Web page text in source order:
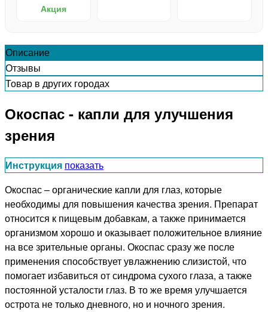
Акция
Описание
Отзывы
Товар в других городах
Окоспас - капли для улучшения
зрения
Инструкция показать
Окоспас – органические капли для глаз, которые
необходимы для повышения качества зрения. Препарат
относится к пищевым добавкам, а также принимается
организмом хорошо и оказывает положительное влияние
на все зрительные органы. Окоспас сразу же после
применения способствует увлажнению слизистой, что
помогает избавиться от синдрома сухого глаза, а также
постоянной усталости глаз. В то же время улучшается
острота не только дневного, но и ночного зрения.